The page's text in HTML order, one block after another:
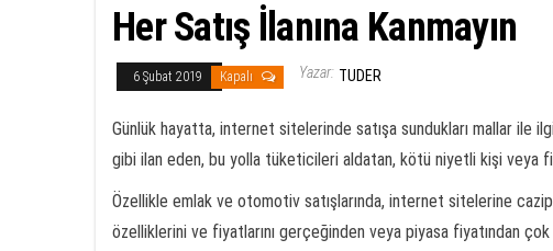
Her Satış İlanına Kanmayın
6 Şubat 2019 Kapalı Yazar: TUDER
Günlük hayatta, internet sitelerinde satışa sundukları mallar ile
gibi ilan eden, bu yolla tüketicileri aldatan, kötü niyetli kişi veya
Özellikle emlak ve otomotiv satışlarında, internet sitelerine
özelliklerini ve fiyatlarını gerçeğinden veya piyasa fiyatından